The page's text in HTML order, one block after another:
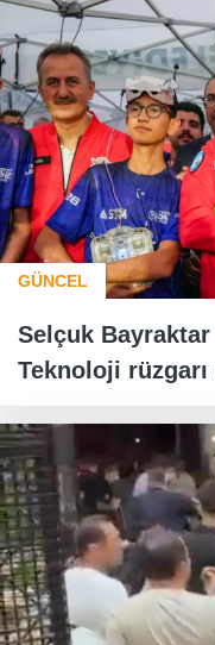
GÜNCEL
Selçuk
Teknoloji rüzgarı